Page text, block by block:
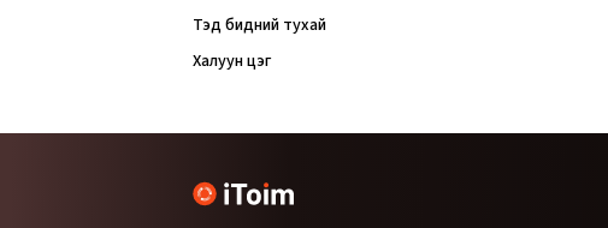
Тэд бидний тухай
Халуун цэг